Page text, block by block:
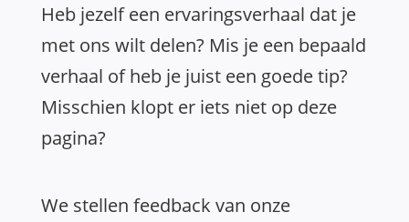
Heb jezelf een ervaringsverhaal dat je
met ons wilt delen? Mis je een bepaald
verhaal of heb je juist een goede tip?
Misschien klopt er iets niet op deze
pagina?
We stellen feedback van onze